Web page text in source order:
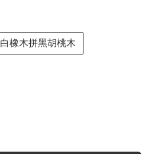
白橡木拼黑胡桃木